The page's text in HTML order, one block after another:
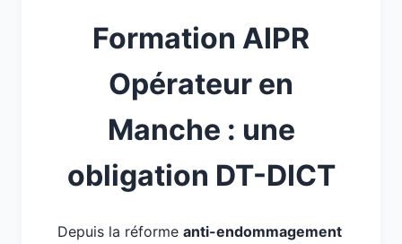
Formation AIPR
Opérateur en
Manche : une
obligation DT-DICT
Depuis la réforme anti-endommagement